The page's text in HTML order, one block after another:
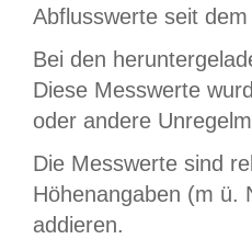
Abflusswerte seit
Bei den
Diese Messwerte
oder andere
Die Messwerte sind
Höhenangaben (m ü.
addieren.